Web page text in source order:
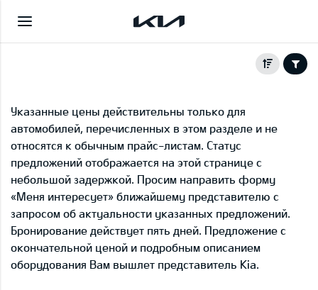
Указанные цены действительны только для
автомобилей, перечисленных в этом разделе и не
относятся к обычным прайс-листам. Статус
предложений отображается на этой странице с
небольшой задержкой. Просим направить форму
«Меня интересует» ближайшему представителю с
запросом об актуальности указанных предложений.
Бронирование действует пять дней. Предложение с
окончательной ценой и подробным описанием
оборудования Вам вышлет представитель Kia.